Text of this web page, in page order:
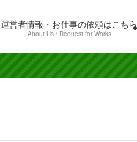
運営者情報・お仕事の依頼はこちら
About Us / Request for Works